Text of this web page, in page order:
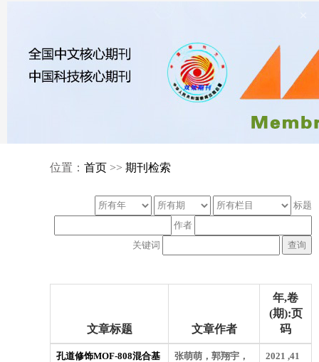
位置： 首页 >> 期刊检索
标题
作者
关键词
文章标题 文章作者
年,卷
(期):页
码
孔道修饰MOF-808混合基
张萌萌，郭翔宇，
2021 ,41